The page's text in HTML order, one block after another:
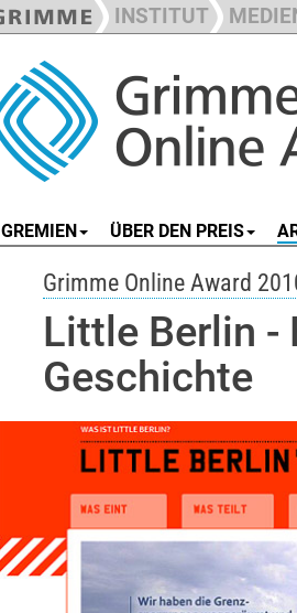
INSTITUT
GREMIEN ÜBER DEN PREIS
Grimme Online Award
Little Berlin -
Geschichte